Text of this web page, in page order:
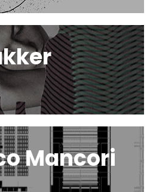
Mancori